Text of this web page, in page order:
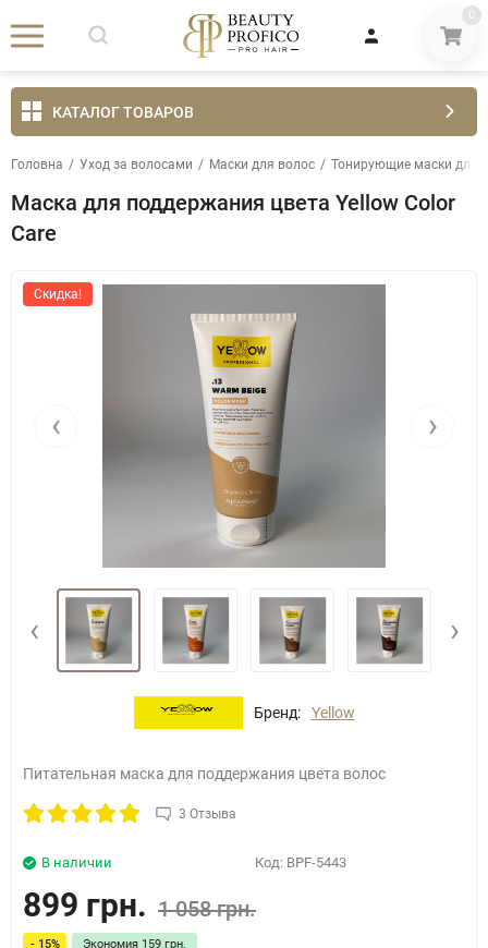
0
КАТАЛОГ ТОВАРОВ
Головна / Уход за волосами / Маски для волос / Тонирующие маски для
Маска для поддержания цвета Yellow Color
Care
Скидка!
‹ ›
‹ ›
Бренд: Yellow
Питательная маска для поддержания цвета волос
3 Отзыва
Код: BPF-5443
В наличии
899 грн. 1 058 грн.
- 15% Экономия 159 грн.